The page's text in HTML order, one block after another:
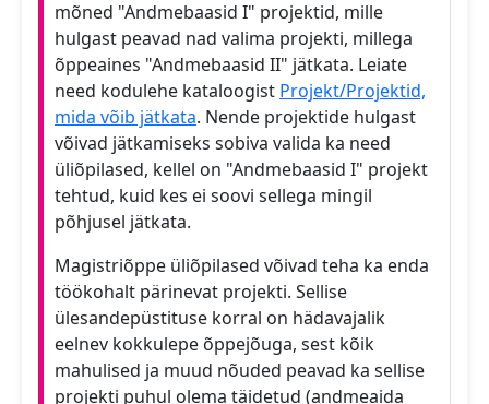
mõned "Andmebaasid I" projektid, mille
hulgast peavad nad valima projekti, millega
õppeaines "Andmebaasid II" jätkata. Leiate
need kodulehe kataloogist Projekt/Projektid,
mida võib jätkata. Nende projektide hulgast
võivad jätkamiseks sobiva valida ka need
üliõpilased, kellel on "Andmebaasid I" projekt
tehtud, kuid kes ei soovi sellega mingil
põhjusel jätkata.
Magistriõppe üliõpilased võivad teha ka enda
töökohalt pärinevat projekti. Sellise
ülesandepüstituse korral on hädavajalik
eelnev kokkulepe õppejõuga, sest kõik
mahulised ja muud nõuded peavad ka sellise
projekti puhul olema täidetud (andmeaida